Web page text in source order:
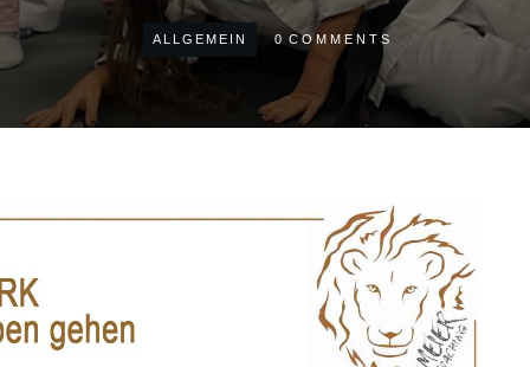
ALLGEMEIN 0 COMMENTS